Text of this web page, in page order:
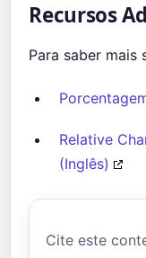
Recursos
Para saber mais
Relative
(Inglês)
Cite este